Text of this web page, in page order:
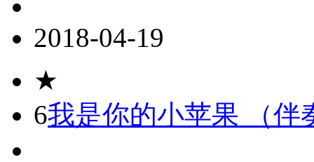
2018-04-19
★
6我是你的小苹果 （伴